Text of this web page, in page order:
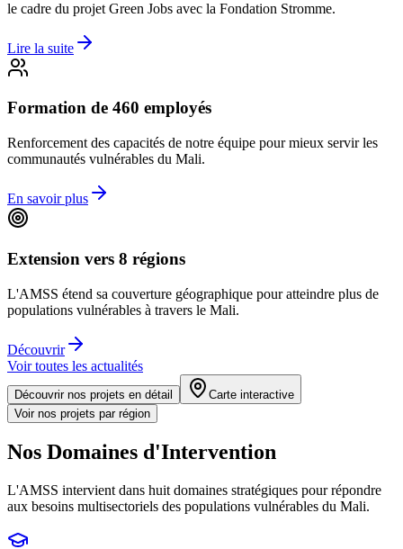
le cadre du projet Green Jobs avec la Fondation Stromme.
Lire la suite
Formation de 460 employés
Renforcement des capacités de notre équipe pour mieux servir les
communautés vulnérables du Mali.
En savoir plus
Extension vers 8 régions
L'AMSS étend sa couverture géographique pour atteindre plus de
populations vulnérables à travers le Mali.
Découvrir
Voir toutes les actualités
Découvrir nos projets en détail
Carte interactive
Voir nos projets par région
Nos Domaines d'Intervention
L'AMSS intervient dans huit domaines stratégiques pour répondre
aux besoins multisectoriels des populations vulnérables du Mali.